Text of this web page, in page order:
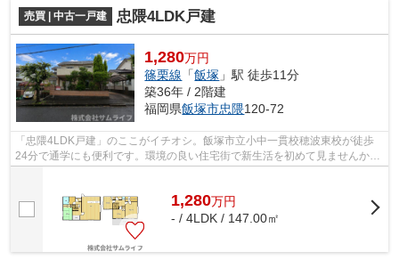
売買 | 中古一戸建 忠隈4LDK戸建
1,280万円
篠栗線 「飯塚 」駅 徒歩11分
築36年 / 2階建
福岡県飯塚市忠隈120-72
「忠隈4LDK戸建」のここがイチオシ。飯塚市立小中一貫校穂波東校が徒歩
24分で通学にも便利です。環境の良い住宅街で新生活を初めて見ませんか？
1,280万円
- / 4LDK / 147.00㎡